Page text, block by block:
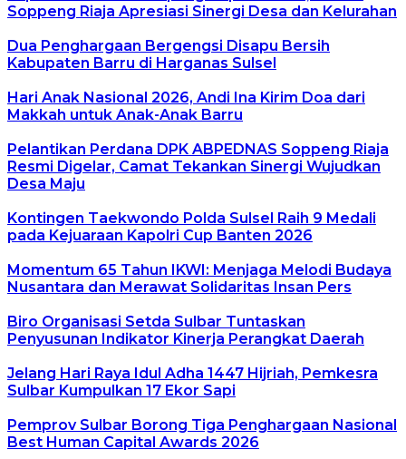
Soppeng Riaja Apresiasi Sinergi Desa dan Kelurahan
Dua Penghargaan Bergengsi Disapu Bersih
Kabupaten Barru di Harganas Sulsel
Hari Anak Nasional 2026, Andi Ina Kirim Doa dari
Makkah untuk Anak-Anak Barru
Pelantikan Perdana DPK ABPEDNAS Soppeng Riaja
Resmi Digelar, Camat Tekankan Sinergi Wujudkan
Desa Maju
Kontingen Taekwondo Polda Sulsel Raih 9 Medali
pada Kejuaraan Kapolri Cup Banten 2026
Momentum 65 Tahun IKWI: Menjaga Melodi Budaya
Nusantara dan Merawat Solidaritas Insan Pers
Biro Organisasi Setda Sulbar Tuntaskan
Penyusunan Indikator Kinerja Perangkat Daerah
Jelang Hari Raya Idul Adha 1447 Hijriah, Pemkesra
Sulbar Kumpulkan 17 Ekor Sapi
Pemprov Sulbar Borong Tiga Penghargaan Nasional
Best Human Capital Awards 2026